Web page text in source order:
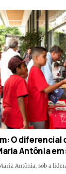
O diferencial
Antônia
Antônia, sob a